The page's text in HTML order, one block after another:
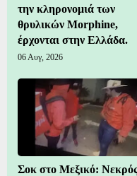
την κληρονομιά των
θρυλικών Morphine,
έρχονται στην Ελλάδα.
06 Αυγ, 2026
Σοκ στο Μεξικό: